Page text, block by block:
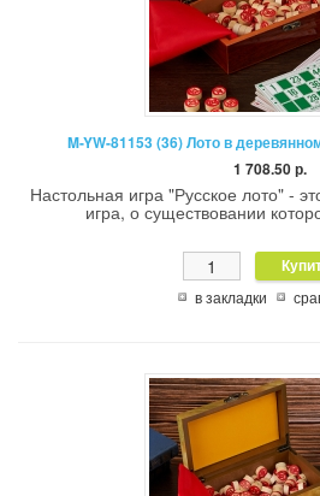
в закладки
1 708.50 р.
M-YW-81153 (36) Лото в
Настольная игра "Русское лото" -
игра, о существовании